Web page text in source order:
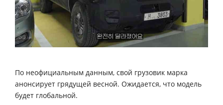
По неофициальным данным, свой грузовик марка
анонсирует грядущей весной. Ожидается, что модель
будет глобальной.